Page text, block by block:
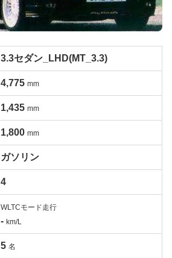
3.3セダン_LHD(MT_3.3)
4,775 mm
1,435 mm
1,800 mm
ガソリン
4
WLTCモード走行
- km/L
5 名